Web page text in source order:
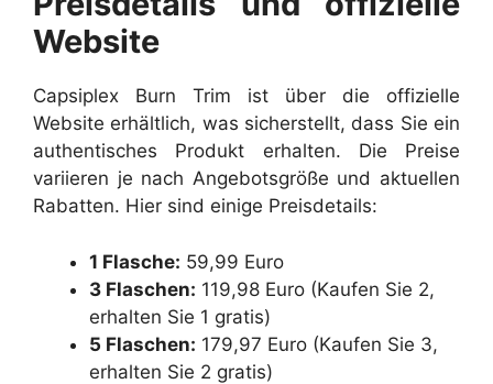
Website
Capsiplex Burn Trim ist über die offizielle
Website erhältlich, was sicherstellt, dass Sie ein
authentisches Produkt erhalten. Die Preise
variieren je nach Angebotsgröße und aktuellen
Rabatten. Hier sind einige Preisdetails:
1 Flasche: 59,99 Euro
3 Flaschen: 119,98 Euro (Kaufen Sie 2,
erhalten Sie 1 gratis)
5 Flaschen: 179,97 Euro (Kaufen Sie 3,
erhalten Sie 2 gratis)